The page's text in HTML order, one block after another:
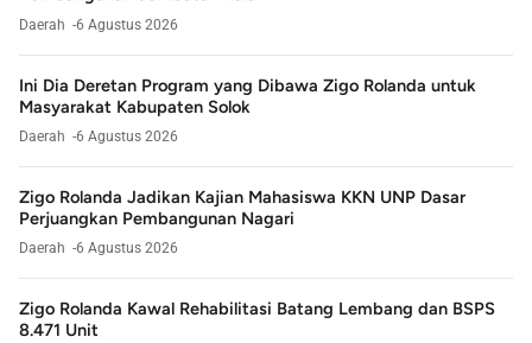
Daerah 6 Agustus 2026
Ini Dia Deretan Program yang Dibawa Zigo Rolanda untuk
Masyarakat Kabupaten Solok
Daerah 6 Agustus 2026
Zigo Rolanda Jadikan Kajian Mahasiswa KKN UNP Dasar
Perjuangkan Pembangunan Nagari
Daerah 6 Agustus 2026
Zigo Rolanda Kawal Rehabilitasi Batang Lembang dan BSPS
8.471 Unit